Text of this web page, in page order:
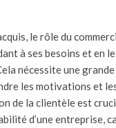
le rôle du
à ses besoins et en
nécessite une
les motivations et
de la clientèle est
d’une entreprise,